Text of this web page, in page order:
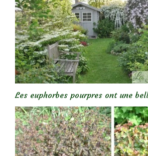
Les euphorbes pourpres ont une